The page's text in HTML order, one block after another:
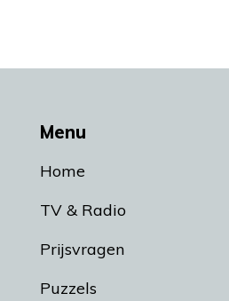
Menu
Home
TV & Radio
Prijsvragen
Puzzels